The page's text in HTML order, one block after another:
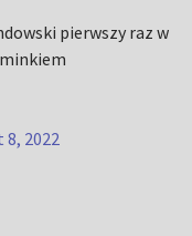
pierwszy raz w
8, 2022